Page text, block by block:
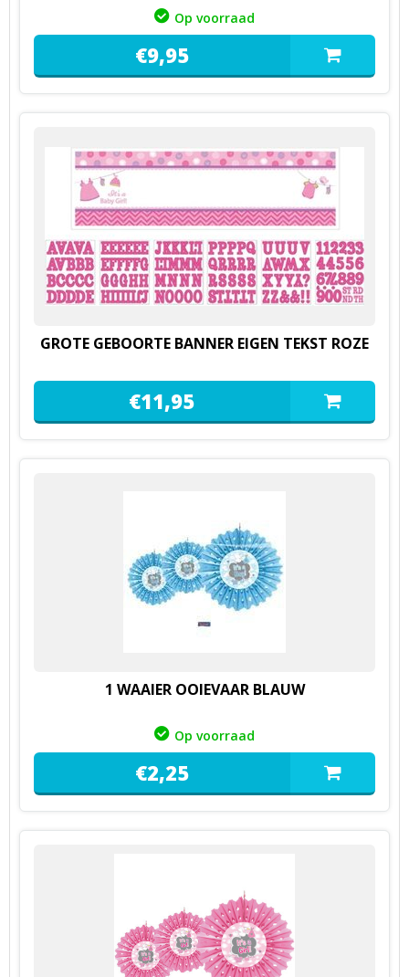
Op voorraad
€9,95
GROTE GEBOORTE BANNER EIGEN TEKST ROZE
€11,95
1 WAAIER OOIEVAAR BLAUW
Op voorraad
€2,25